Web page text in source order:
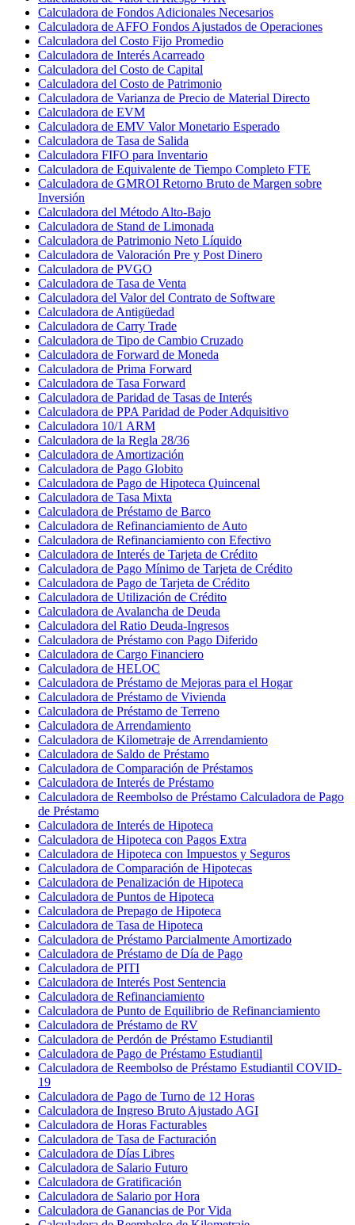
Calculadora de Fondos Adicionales Necesarios
Calculadora de AFFO Fondos Ajustados de Operaciones
Calculadora del Costo Fijo Promedio
Calculadora de Interés Acarreado
Calculadora del Costo de Capital
Calculadora del Costo de Patrimonio
Calculadora de Varianza de Precio de Material Directo
Calculadora de EVM
Calculadora de EMV Valor Monetario Esperado
Calculadora de Tasa de Salida
Calculadora FIFO para Inventario
Calculadora de Equivalente de Tiempo Completo FTE
Calculadora de GMROI Retorno Bruto de Margen sobre
Inversión
Calculadora del Método Alto-Bajo
Calculadora de Stand de Limonada
Calculadora de Patrimonio Neto Líquido
Calculadora de Valoración Pre y Post Dinero
Calculadora de PVGO
Calculadora de Tasa de Venta
Calculadora del Valor del Contrato de Software
Calculadora de Antigüedad
Calculadora de Carry Trade
Calculadora de Tipo de Cambio Cruzado
Calculadora de Forward de Moneda
Calculadora de Prima Forward
Calculadora de Tasa Forward
Calculadora de Paridad de Tasas de Interés
Calculadora de PPA Paridad de Poder Adquisitivo
Calculadora 10/1 ARM
Calculadora de la Regla 28/36
Calculadora de Amortización
Calculadora de Pago Globito
Calculadora de Pago de Hipoteca Quincenal
Calculadora de Tasa Mixta
Calculadora de Préstamo de Barco
Calculadora de Refinanciamiento de Auto
Calculadora de Refinanciamiento con Efectivo
Calculadora de Interés de Tarjeta de Crédito
Calculadora de Pago Mínimo de Tarjeta de Crédito
Calculadora de Pago de Tarjeta de Crédito
Calculadora de Utilización de Crédito
Calculadora de Avalancha de Deuda
Calculadora del Ratio Deuda-Ingresos
Calculadora de Préstamo con Pago Diferido
Calculadora de Cargo Financiero
Calculadora de HELOC
Calculadora de Préstamo de Mejoras para el Hogar
Calculadora de Préstamo de Vivienda
Calculadora de Préstamo de Terreno
Calculadora de Arrendamiento
Calculadora de Kilometraje de Arrendamiento
Calculadora de Saldo de Préstamo
Calculadora de Comparación de Préstamos
Calculadora de Interés de Préstamo
Calculadora de Reembolso de Préstamo Calculadora de Pago
de Préstamo
Calculadora de Interés de Hipoteca
Calculadora de Hipoteca con Pagos Extra
Calculadora de Hipoteca con Impuestos y Seguros
Calculadora de Comparación de Hipotecas
Calculadora de Penalización de Hipoteca
Calculadora de Puntos de Hipoteca
Calculadora de Prepago de Hipoteca
Calculadora de Tasa de Hipoteca
Calculadora de Préstamo Parcialmente Amortizado
Calculadora de Préstamo de Día de Pago
Calculadora de PITI
Calculadora de Interés Post Sentencia
Calculadora de Refinanciamiento
Calculadora de Punto de Equilibrio de Refinanciamiento
Calculadora de Préstamo de RV
Calculadora de Perdón de Préstamo Estudiantil
Calculadora de Pago de Préstamo Estudiantil
Calculadora de Reembolso de Préstamo Estudiantil COVID-
19
Calculadora de Pago de Turno de 12 Horas
Calculadora de Ingreso Bruto Ajustado AGI
Calculadora de Horas Facturables
Calculadora de Tasa de Facturación
Calculadora de Días Libres
Calculadora de Salario Futuro
Calculadora de Gratificación
Calculadora de Salario por Hora
Calculadora de Ganancias de Por Vida